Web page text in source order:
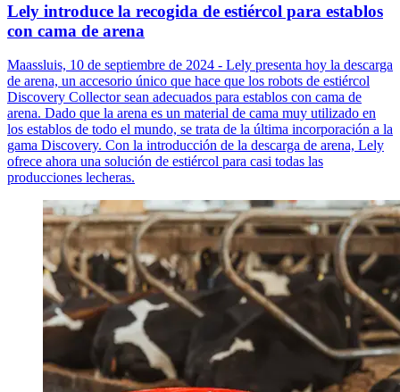
Lely introduce la recogida de estiércol para establos
con cama de arena
Maassluis, 10 de septiembre de 2024 - Lely presenta hoy la descarga
de arena, un accesorio único que hace que los robots de estiércol
Discovery Collector sean adecuados para establos con cama de
arena. Dado que la arena es un material de cama muy utilizado en
los establos de todo el mundo, se trata de la última incorporación a la
gama Discovery. Con la introducción de la descarga de arena, Lely
ofrece ahora una solución de estiércol para casi todas las
producciones lecheras.